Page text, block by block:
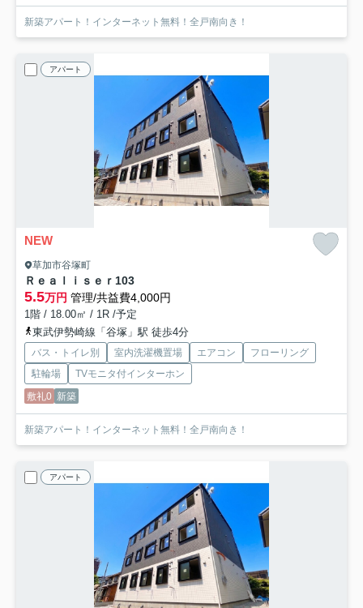
新築アパート！インターネット無料！全戸南向き！
アパート
NEW
草加市谷塚町
Ｒｅａｌｉｓｅｒ 103
5.5万円 管理/共益費4,000円
1階 / 18.00㎡ / 1R /予定
東武伊勢崎線「谷塚」駅 徒歩4分
バス・トイレ別 室内洗濯機置場 エアコン
フローリング
駐輪場
TVモニタ付インターホン
敷礼0 新築
新築アパート！インターネット無料！全戸南向き！
アパート